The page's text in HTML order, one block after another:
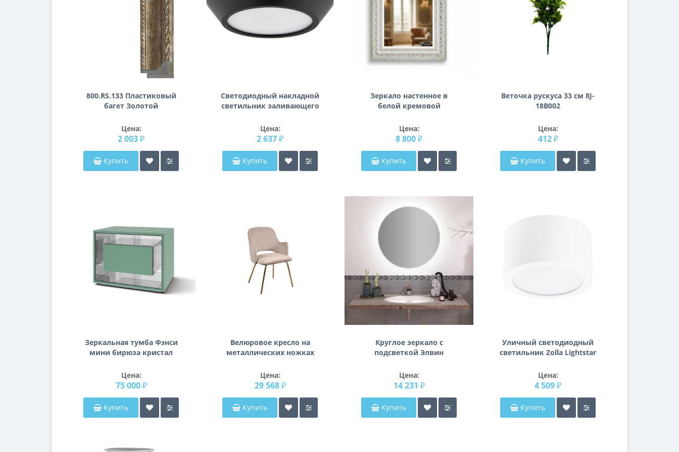
800.RS.133 Пластиковый
багет Золотой
Цена:
2 003 ₽
Купить
Светодиодный накладной
светильник заливающего
214974
Цена:
2 637 ₽
Купить
Зеркало настенное в
белой кремовой
005
Цена:
8 800 ₽
Купить
Веточка рускуса 33 см 8J-
18B002
Цена:
412 ₽
Купить
Зеркальная тумба Фэнси
мини бирюза кристал
Цена:
75 000 ₽
Купить
Велюровое кресло на
металлических ножках
30C-1231 GRB
Цена:
29 568 ₽
Купить
Круглое зеркало с
подсветкой Элвин
Цена:
14 231 ₽
Купить
Уличный светодиодный
светильник Zolla Lightstar
Цена:
4 509 ₽
Купить